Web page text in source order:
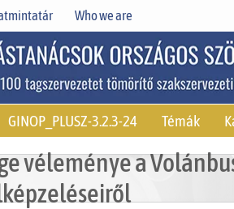
Who we are
GINOP_PLUSZ-3.2.3-24 Témák
véleménye a